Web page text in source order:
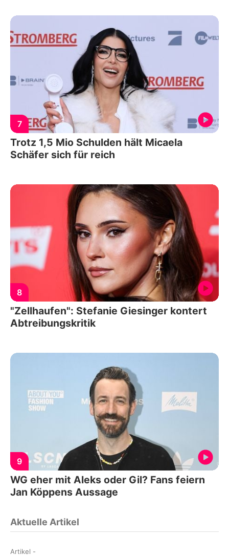
7
Trotz 1,5 Mio Schulden hält Micaela
Schäfer sich für reich
8
"Zellhaufen": Stefanie Giesinger kontert
Abtreibungskritik
9
WG eher mit Aleks oder Gil? Fans feiern
Jan Köppens Aussage
Aktuelle Artikel
Artikel -